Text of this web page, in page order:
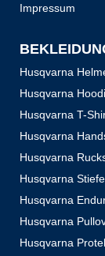
Impressum
Husqvarna
Husqvarna
Husqvarna T-
Husqvarna
Husqvarna
Husqvarna
Husqvarna
Husqvarna
Husqvarna